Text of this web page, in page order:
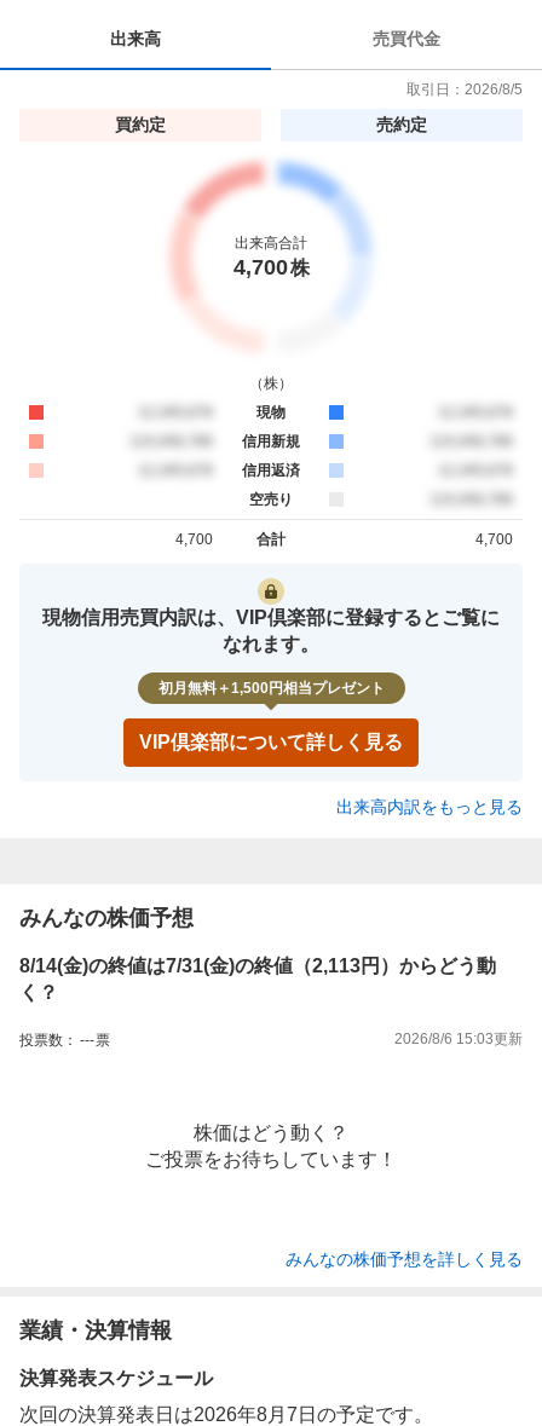
出来高 売買代金
取引日： 2026/8/5
買約定 売約定
出来高合計
4,700株
（株）
現物
信用新規
信用返済
空売り
合計
4,700 4,700
現物信用売買内訳は、VIP倶楽部に登録するとご覧に
なれます。
初月無料＋1,500円相当プレゼント
VIP倶楽部について詳しく見る
出来高内訳をもっと見る
みんなの株価予想
8/14(金)の終値は7/31(金)の終値（2,113円）からどう動
く？
投票数： ---票 2026/8/6 15:03更新
株価はどう動く？
ご投票をお待ちしています！
みんなの株価予想を詳しく見る
業績・決算情報
決算発表スケジュール
次回の決算発表日は2026年8月7日の予定です。